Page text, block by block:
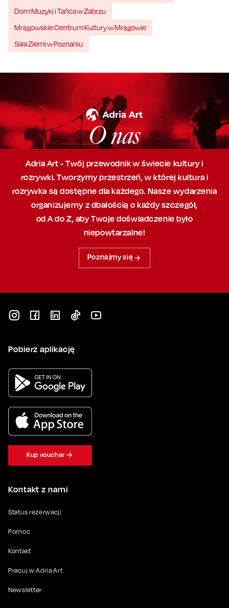
Dom Muzyki i Tańca w Zabrzu
Mrągowskie Centrum Kultury w Mrągowie
Sala Ziemi w Poznaniu
O nas
Adria Art - Twój przewodnik w świecie kultury i
rozrywki. Tworzymy przestrzeń,w której kultura i
rozrywka są dostępne dla każdego. Nasze wydarzenia
organizujemy z dbałością o każdy szczegół,
od A do Z, abyTwoje doświadczenie było
niepowtarzalne!
Poznajmy się
Kontakt z nami
Status rezerwacji
Pomoc
Kontakt
Pracuj w Adria Art
Newsletter
Pobierz aplikację
Kup voucher